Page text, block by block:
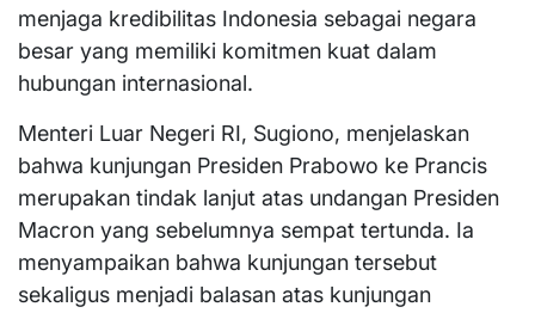
menjaga kredibilitas Indonesia sebagai negara
besar yang memiliki komitmen kuat dalam
hubungan internasional.
Menteri Luar Negeri RI, Sugiono, menjelaskan
bahwa kunjungan Presiden Prabowo ke Prancis
merupakan tindak lanjut atas undangan Presiden
Macron yang sebelumnya sempat tertunda. Ia
menyampaikan bahwa kunjungan tersebut
sekaligus menjadi balasan atas kunjungan